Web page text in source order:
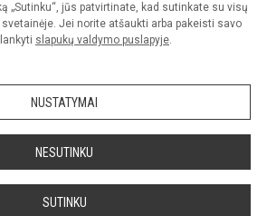
„Sutinku“, jūs patvirtinate, kad sutinkate su visų
Jei norite atšaukti arba pakeisti savo
slapukų valdymo puslapyje.
NUSTATYMAI
NESUTINKU
SUTINKU
paraiška Slapukų valdymas